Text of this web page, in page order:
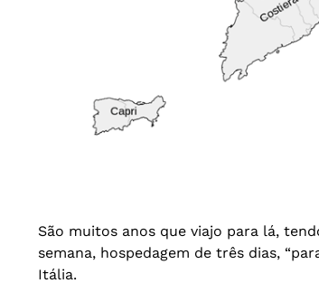
São muitos anos que viajo para lá,
semana, hospedagem de três dias,
Itália.